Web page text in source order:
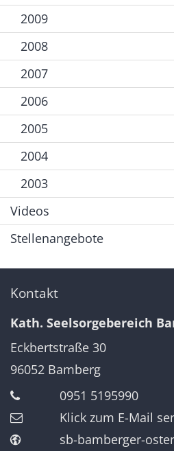
2009
2008
2007
2006
2005
2004
2003
Videos
Stellenangebote
Kontakt
Kath. Seelsorgebereich
Eckbertstraße 30
96052 Bamberg
0951 5195990
Klick zum E-Mail
sb-bamberger-